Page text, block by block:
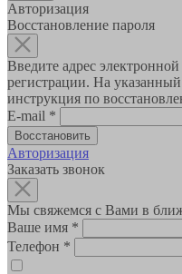
Авторизация
Восстановление пароля
Введите адрес
регистрации. На указанный
инструкция по
E-mail *
Авторизация
Заказать звонок
Мы свяжемся с Вами в
Ваше имя *
Телефон *